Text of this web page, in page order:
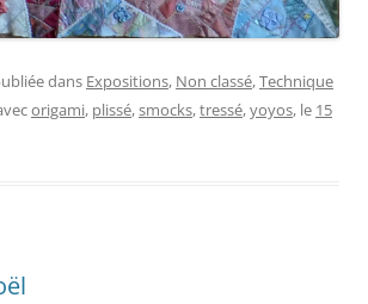
dans Expositions, Non classé,Technique
origami, plissé,smocks,tressé,yoyos, le 15